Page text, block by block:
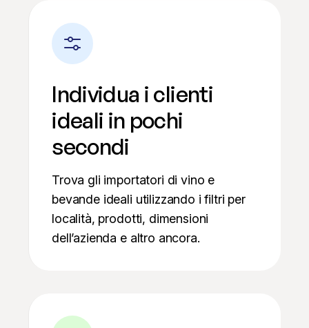
Individua i clienti
ideali in pochi
secondi
Trova gli importatori di vino e
bevande ideali utilizzando i filtri per
località, prodotti, dimensioni
dell’azienda e altro ancora.